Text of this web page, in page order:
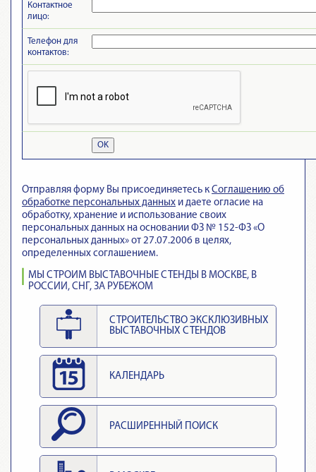
Контактное
лицо:
Телефон для
контактов:
OK
Отправляя форму Вы присоединяетесь к Cоглашению об
обработке персональных данных и даете огласие на
обработку, хранение и использование своих
персональных данных на основании ФЗ № 152-ФЗ «О
персональных данных» от 27.07.2006 в целях,
определенных соглашением.
МЫ СТРОИМ ВЫСТАВОЧНЫЕ СТЕНДЫ В МОСКВЕ, В
РОССИИ, СНГ, ЗА РУБЕЖОМ
СТРОИТЕЛЬСТВО ЭКСКЛЮЗИВНЫХ
ВЫСТАВОЧНЫХ СТЕНДОВ
КАЛЕНДАРЬ
РАСШИРЕННЫЙ ПОИСК